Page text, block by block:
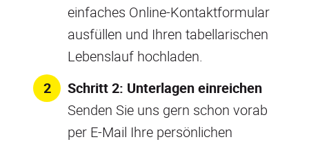
einfaches Online-Kontaktformular
ausfüllen und Ihren tabellarischen
Lebenslauf hochladen.
Schritt 2: Unterlagen einreichen
Senden Sie uns gern schon vorab
per E-Mail Ihre persönlichen